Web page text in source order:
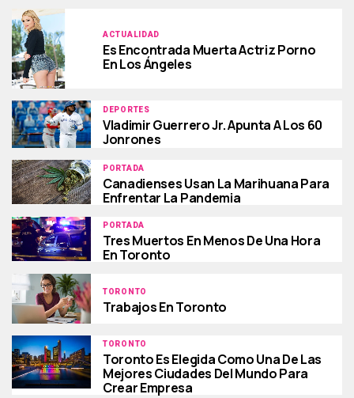
ACTUALIDAD
Es Encontrada Muerta Actriz Porno
En Los Ángeles
DEPORTES
Vladimir Guerrero Jr. Apunta A Los 60
Jonrones
PORTADA
Canadienses Usan La Marihuana Para
Enfrentar La Pandemia
PORTADA
Tres Muertos En Menos De Una Hora
En Toronto
TORONTO
Trabajos En Toronto
TORONTO
Toronto Es Elegida Como Una De Las
Mejores Ciudades Del Mundo Para
Crear Empresa